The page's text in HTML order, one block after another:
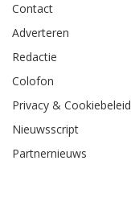
Contact
Adverteren
Redactie
Colofon
Privacy & Cookiebeleid
Nieuwsscript
Partnernieuws